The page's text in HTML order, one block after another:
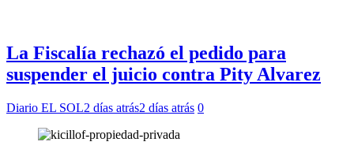
La Fiscalía rechazó el pedido para
suspender el juicio contra Pity Alvarez
Diario EL SOL2 días atrás2 días atrás 0